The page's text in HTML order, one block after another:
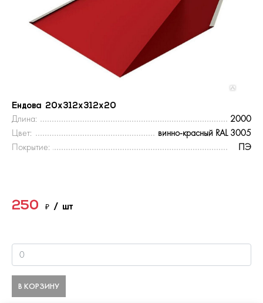
Ендова 20х312х312х20
Длина:
2000
Цвет:
винно-красный RAL 3005
Покрытие:
ПЭ
250 ₽ / шт
В КОРЗИНУ